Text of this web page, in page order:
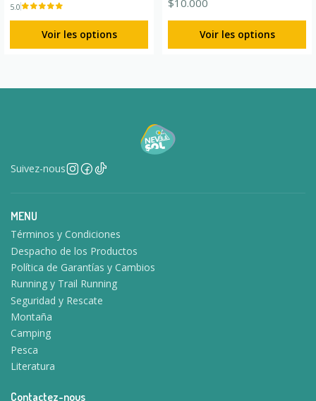
5.0
Voir les options
$10.000
Voir les options
Suivez-nous
MENU
Términos y Condiciones
Despacho de los Productos
Política de Garantías y Cambios
Running y Trail Running
Seguridad y Rescate
Montaña
Camping
Pesca
Literatura
Contactez-nous